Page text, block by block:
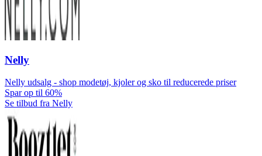
Nelly
Nelly udsalg - shop modetøj, kjoler og sko til reducerede priser
Spar op til 60%
Se tilbud fra Nelly